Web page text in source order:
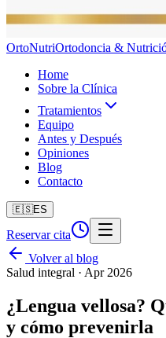
OrtoNutriOrtodoncia &
Home
Sobre la Clínica
Tratamientos
Equipo
Antes y Después
Opiniones
Blog
Contacto
🇪🇸ES
Reservar cita
Volver al blog
Salud integral · Apr 2026
¿Lengua vellosa?
y cómo prevenirla